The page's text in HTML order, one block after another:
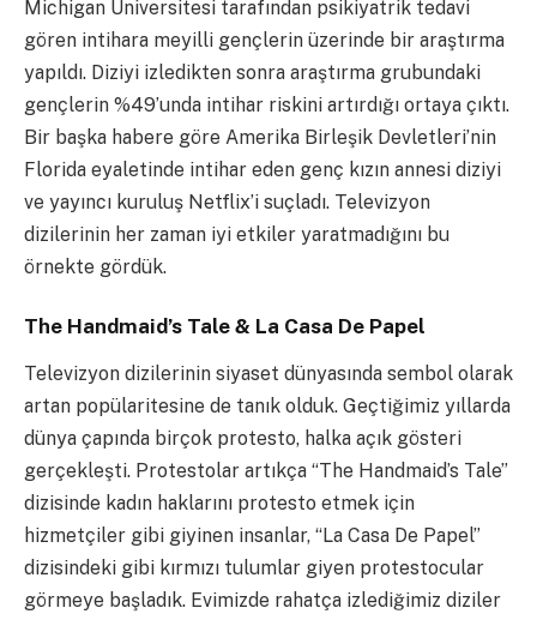
Michigan Üniversitesi tarafından psikiyatrik tedavi
gören intihara meyilli gençlerin üzerinde bir araştırma
yapıldı. Diziyi izledikten sonra araştırma grubundaki
gençlerin %49’unda intihar riskini artırdığı ortaya çıktı.
Bir başka habere göre Amerika Birleşik Devletleri’nin
Florida eyaletinde intihar eden genç kızın annesi diziyi
ve yayıncı kuruluş Netflix’i suçladı. Televizyon
dizilerinin her zaman iyi etkiler yaratmadığını bu
örnekte gördük.
The Handmaid’s Tale & La Casa De Papel
Televizyon dizilerinin siyaset dünyasında sembol olarak
artan popülaritesine de tanık olduk. Geçtiğimiz yıllarda
dünya çapında birçok protesto, halka açık gösteri
gerçekleşti. Protestolar artıkça “The Handmaid’s Tale”
dizisinde kadın haklarını protesto etmek için
hizmetçiler gibi giyinen insanlar, “La Casa De Papel”
dizisindeki gibi kırmızı tulumlar giyen protestocular
görmeye başladık. Evimizde rahatça izlediğimiz diziler